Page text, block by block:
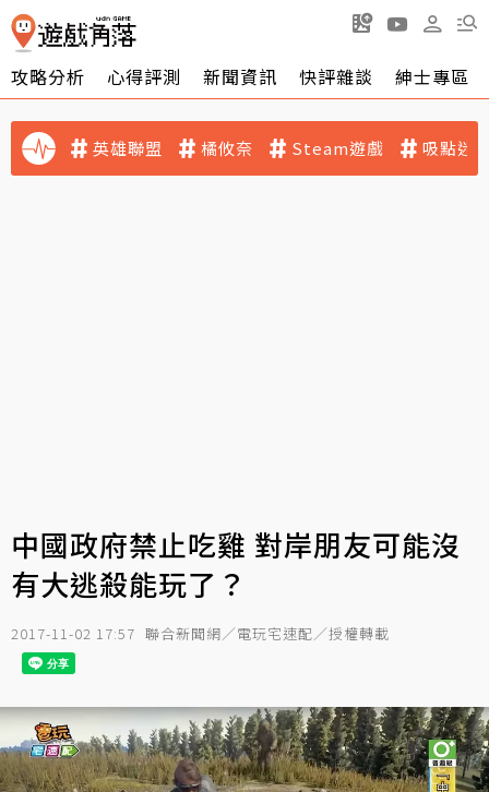
攻略分析 心得評測 新聞資訊 快評雜談 紳士專區
英雄聯盟 橘攸奈 Steam遊戲 吸點迷
中國政府禁止吃雞 對岸朋友可能沒
有大逃殺能玩了？
2017-11-02 17:57 聯合新聞網／電玩宅速配／授權轉載